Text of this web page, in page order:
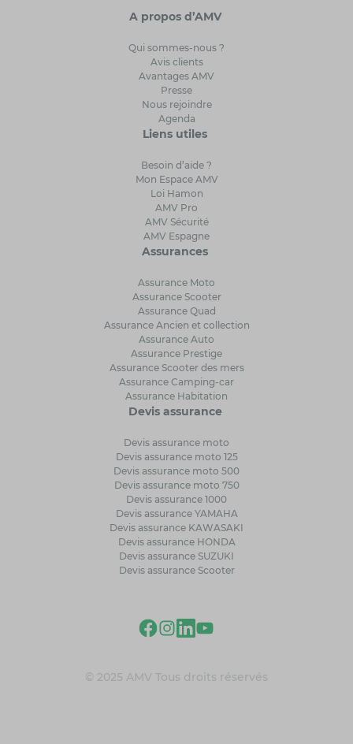
A propos d’AMV
Qui sommes-nous ?
Avis clients
Avantages AMV
Presse
Nous rejoindre
Agenda
Liens utiles
Besoin d’aide ?
Mon Espace AMV
Loi Hamon
AMV Pro
AMV Sécurité
AMV Espagne
Assurances
Assurance Moto
Assurance Scooter
Assurance Quad
Assurance Ancien et collection
Assurance Auto
Assurance Prestige
Assurance Scooter des mers
Assurance Camping-car
Assurance Habitation
Devis assurance
Devis assurance moto
Devis assurance moto 125
Devis assurance moto 500
Devis assurance moto 750
Devis assurance 1000
Devis assurance YAMAHA
Devis assurance KAWASAKI
Devis assurance HONDA
Devis assurance SUZUKI
Devis assurance Scooter
© 2025 AMV Tous droits réservés